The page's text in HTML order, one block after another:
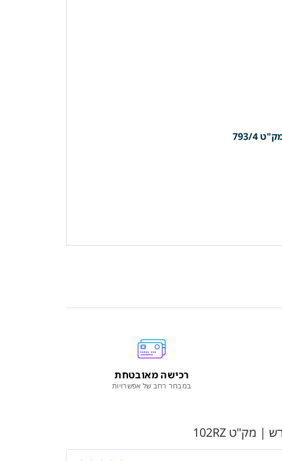
רכישה מאובטחת
במבחר רחב של אפשרויות